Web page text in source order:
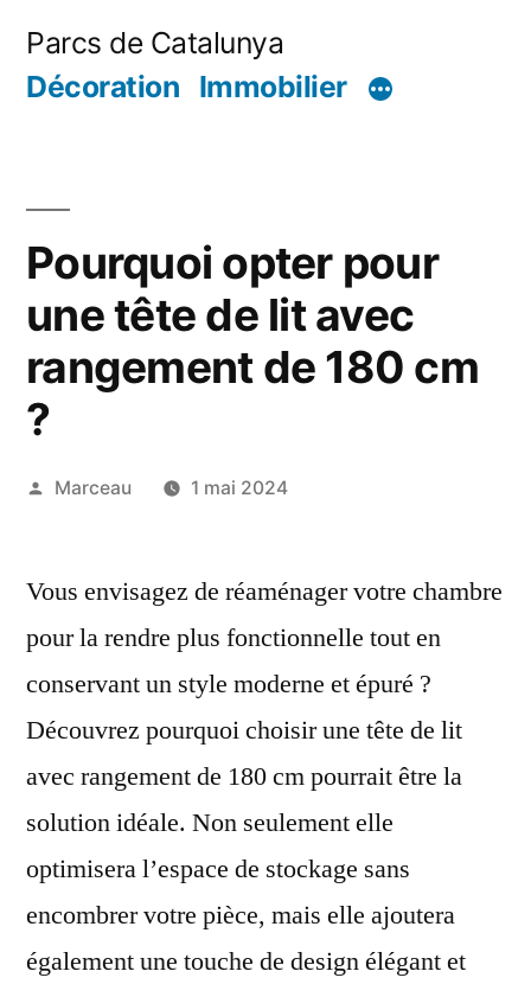
Parcs de Catalunya
Décoration Immobilier
Pourquoi opter pour
une tête de lit avec
rangement de 180 cm
?
Publié
Marceau 1 mai 2024
Vous envisagez de réaménager votre chambre
pour la rendre plus fonctionnelle tout en
conservant un style moderne et épuré ?
Découvrez pourquoi choisir une tête de lit
avec rangement de 180 cm pourrait être la
solution idéale. Non seulement elle
optimisera l’espace de stockage sans
encombrer votre pièce, mais elle ajoutera
également une touche de design élégant et